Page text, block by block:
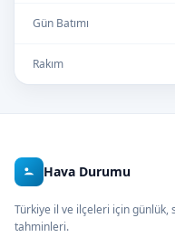
Gün Batımı
Rakım
Hava Durumu
Türkiye il ve ilçeleri için
tahminleri.